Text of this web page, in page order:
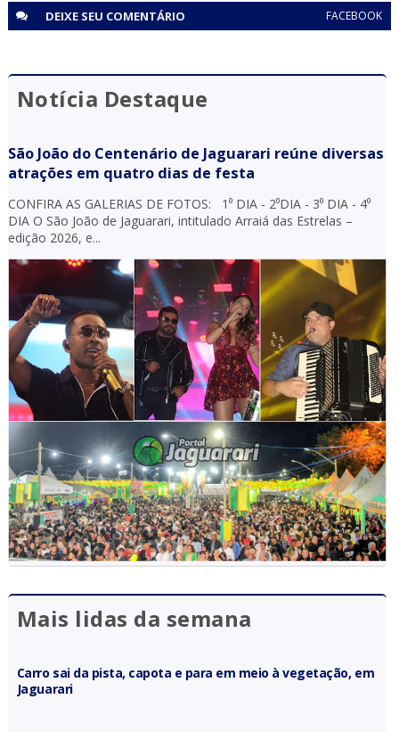
DEIXE SEU COMENTÁRIO FACEBOOK
Notícia Destaque
São João do Centenário de Jaguarari reúne diversas
atrações em quatro dias de festa
CONFIRA AS GALERIAS DE FOTOS: 1⁰ DIA - 2⁰DIA - 3⁰ DIA - 4⁰
DIA O São João de Jaguarari, intitulado Arraiá das Estrelas –
edição 2026, e...
Mais lidas da semana
Carro sai da pista, capota e para em meio à vegetação, em
Jaguarari